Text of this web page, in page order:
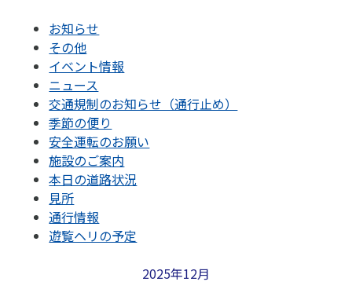
お知らせ
その他
イベント情報
ニュース
交通規制のお知らせ（通行止め）
季節の便り
安全運転のお願い
施設のご案内
本日の道路状況
見所
通行情報
遊覧ヘリの予定
2025年12月